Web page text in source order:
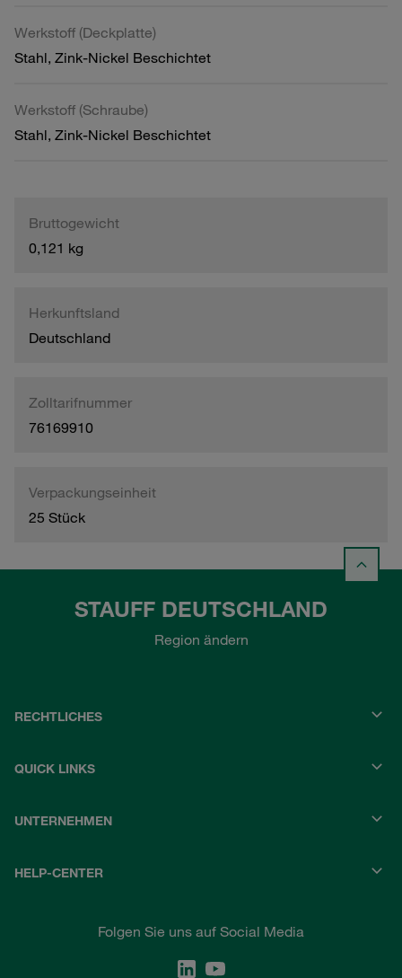
Werkstoff (Deckplatte)
Stahl, Zink-Nickel Beschichtet
Werkstoff (Schraube)
Stahl, Zink-Nickel Beschichtet
Bruttogewicht
0,121 kg
Herkunftsland
Deutschland
Zolltarifnummer
76169910
Verpackungseinheit
25 Stück
STAUFF DEUTSCHLAND
Region ändern
RECHTLICHES
QUICK LINKS
UNTERNEHMEN
HELP-CENTER
Folgen Sie uns auf Social Media